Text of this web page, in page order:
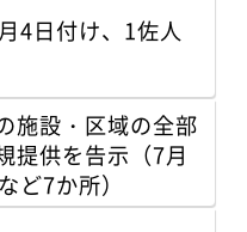
4日付け、1佐人
施設・区域の全部
提供を告示（7月
ど7か所）